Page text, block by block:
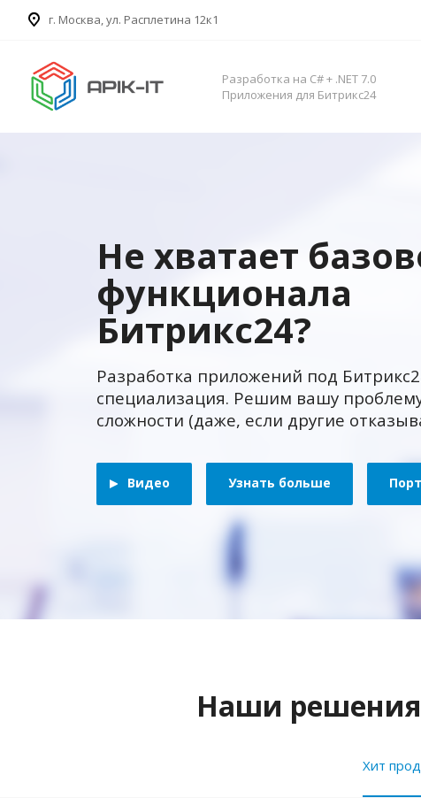
​г. Москва, ул. Расплетина 12к1
Разработка на C# + .NET 7.0
Приложения для Битрикс24
Не хватает
функционала
Битрикс24?
Разработка приложений под
специализация. Решим вашу
сложности (даже, если другие
Видео Узнать больше
Наши решения
Хит